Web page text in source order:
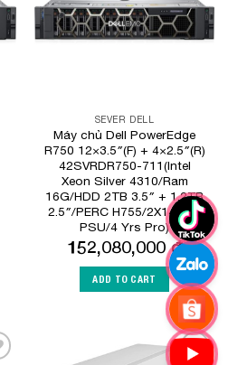
SEVER DELL
Máy chủ Dell PowerEdge
R750 12×3.5″(F) + 4×2.5″(R)
42SVRDR750-711(Intel
Xeon Silver 4310/Ram
16G/HDD 2TB 3.5″ + 1.2TB
2.5″/PERC H755/2X1400W
PSU/4 Yrs Pro)
152,080,000₫
ADD TO CART